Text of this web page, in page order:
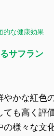
的な健康効果
サフラン
かな紅色
も高く評
様々な文